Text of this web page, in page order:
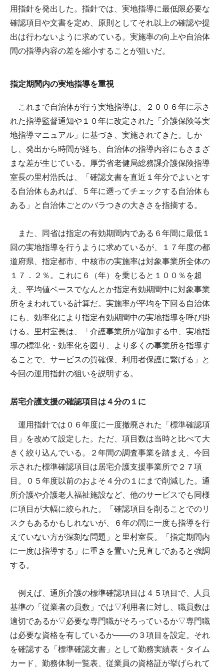
用指針を発出した。指針では、実地指導に最低限必要な
確認項目や文書を定め、原則としてそれ以上の確認や提
出は行わないように求めている。実施率の向上や自治体
間の指導内容の差を縮小することが狙いだ。
指定期間内の実地指導を重視
これまで自治体が行う実地指導は、２００６年に示さ
れた指導監督通知や１０年に改定された「介護保険等実
地指導マニュアル」に基づき、実施されてきた。しか
し、発出から時間が経ち、自治体の指導内容にもさまざ
まな差が生じている。厚労省老健局総務課介護保険指導
室長の里村浩氏は、「確認文書を直近１年分でよいとす
る自治体もあれば、５年に遡ってチェックする自治体も
ある」と自治体ごとのバラつきの大きさを指摘する。
また、同省は指定の有効期間内である６年間に最低１
回の実地指導を行うように求めているが、１７年度の都
道府県、指定都市、中核市の実施率は対象事業所全体の
１７．２％。これに６（年）を乗じると１００％を超
え、平均値ベースでなんとか指定有効期間中に対象事業
所をまわれている計算だ。実施率が平均を下回る自治体
にも、効率化により指定有効期間中の実地指導を呼び掛
ける。里村室長は、「介護事業所が増加する中、実地指
導の標準化・効率化を図り、より多くの事業所を指導す
ることで、サービスの質確保、利用者保護に繋げる」と
今回の運用指針の狙いを説明する。
居宅介護支援の確認項目は４分の１に
運用指針では０６年度に一度撤廃された「標準確認項
目」を改めて設定した。ただ、項目数は当時と比べて大
きく絞り込んでいる。２年間の調査事業を踏まえ、今回
示された標準確認項目は居宅介護支援事業所で２７項
目。０５年度以前のおよそ４分の１にまで削減した。通
所介護や介護老人福祉施設など、他のサービスでも同様
に項目が大幅に絞られた。「確認項目を削ることでのリ
スクもあるかもしれないが、６年の間に一度も指導を行
えていない方が深刻な問題」と里村室長。「指定期間内
に一度は指導する」に重きを置いた見直しであると強調
する。
例えば、通所介護の標準確認項目は４５項目で、人員
基準の「従業者の員数」では▽利用者に対し、職員数は
適切であるか▽必要な専門職がそろっているか▽専門職
は必要な資格を有しているか――の３項目を設定。それ
を確認する「標準確認文書」として勤務実績表・タイム
カード、勤務体制一覧表、従業員の資格証が挙げられて